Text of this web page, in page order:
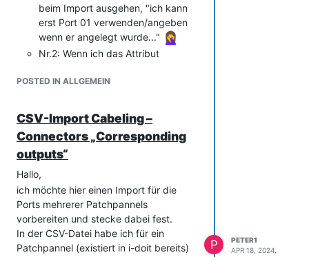
beim Import ausgehen, "ich kann
erst Port 01 verwenden/angeben
wenn er angelegt wurde..."
Nr.2: Wenn ich das Attribut
Input/Output (Assigned
zusätzliche Ports generiert, die
keinen Namen haben und dann
durch die Angabe des
"Corresponding outputs" ihre
Somit darf die CSV nur so aussehen:
Object title            ;Object type             ;Cabling:
Patchpannel 1 - Haus A
POSTED IN ALLGEMEIN
CSV-Import Cabeling –
Connectors „Corresponding
outputs“
Hallo,
ich möchte hier einen Import für die
Ports mehrerer Patchpannels
vorbereiten und stecke dabei fest.
In der CSV-Datei habe ich für ein
Patchpannel (existiert in i-doit bereits)
P
PETER1
APR 18, 2024,